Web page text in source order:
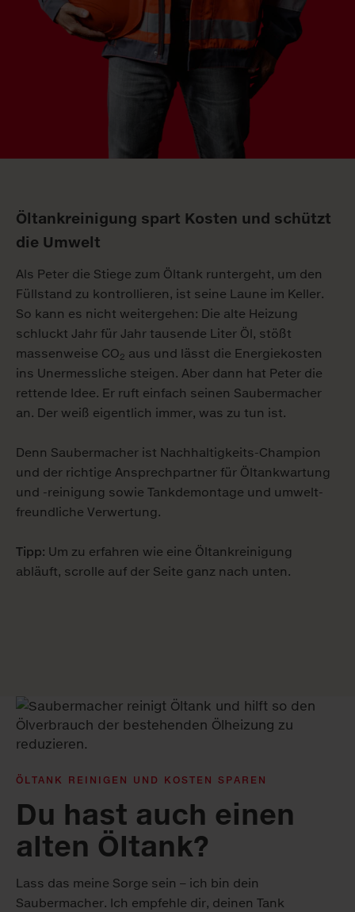
Öltankreinigung spart Kosten und schützt
die Umwelt
Als Peter die Stiege zum Öltank runtergeht, um den
Füll­stand zu kontrollieren, ist seine Laune im Keller.
So kann es nicht weiter­gehen: Die alte Heizung
schluckt Jahr für Jahr tausende Liter Öl, stößt
massen­weise CO2 aus und lässt die Energie­kosten
ins Unermessliche steigen. Aber dann hat Peter die
rettende Idee. Er ruft einfach seinen Saubermacher
an. Der weiß eigentlich immer, was zu tun ist.
Denn Saubermacher ist Nachhaltigkeits-Champion
und der richtige Ansprech­partner für Öltank­wartung
und -reinigung sowie Tank­demontage und umwelt­
freundliche Verwertung.
Tipp: Um zu erfahren wie eine Öltankreinigung
abläuft, scrolle auf der Seite ganz nach unten.
ÖLTANK REINIGEN UND KOSTEN SPAREN
Du hast auch einen
alten Öltank?
Lass das meine Sorge sein – ich bin dein
Saubermacher. Ich empfehle dir, deinen Tank